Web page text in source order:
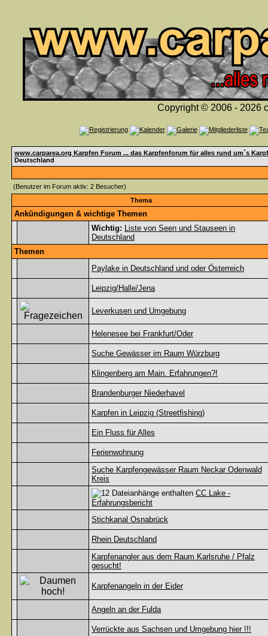
Copyright © 2006 - 2026
www.carparea.org Karpfen Forum ... das Karpfenforum für alles rund um`s
Deutschland
(Benutzer im Forum aktiv: 2 Besucher)
Thema
Ankündigungen & wichtige Themen
Wichtig: Liste von Seen und Stauseen in
Deutschland
Themen
Paylake in Deutschland und oder Österreich
Leipzig/Halle/Jena
Leverkusen und Umgebung
Helenesee bei Frankfurt/Oder
Suche Gewässer im Raum Würzburg
Klingenberg am Main. Erfahrungen?!
Brandenburger Niederhavel
Karpfen in Leipzig (Streetfishing)
Ein Fluss für Alles
Ferienwohnung
Suche Karpfengewässer Raum Neckar Odenwald
Kreis
CC Lake -
Erfahrungsbericht
Stichkanal Osnabrück
Rhein Deutschland
Karpfenangler aus dem Raum Karlsruhe / Pfalz
gesucht!
Karpfenangeln in der Eider
Angeln an der Fulda
Verrückte aus Sachsen und Umgebung hier !!!